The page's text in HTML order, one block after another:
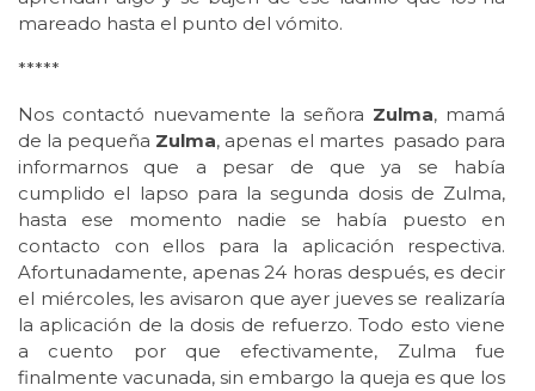
mareado hasta el punto del vómito.
*****
Nos contactó nuevamente la señora Zulma, mamá
de la pequeña Zulma, apenas el martes pasado para
informarnos que a pesar de que ya se había
cumplido el lapso para la segunda dosis de Zulma,
hasta ese momento nadie se había puesto en
contacto con ellos para la aplicación respectiva.
Afortunadamente, apenas 24 horas después, es decir
el miércoles, les avisaron que ayer jueves se realizaría
la aplicación de la dosis de refuerzo. Todo esto viene
a cuento por que efectivamente, Zulma fue
finalmente vacunada, sin embargo la queja es que los